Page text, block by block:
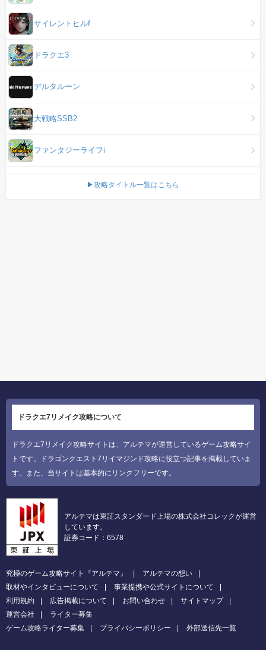
サイレントヒルf
ドラクエ3
デルタルーン
大戦略SSB2
ファンタジーライフi
▶攻略タイトル一覧はこちら
ドラクエ7リメイク攻略について
ドラクエ7リメイク攻略サイトは、アルテマが運営しているゲーム攻略サイ
トです。ドラゴンクエスト7リイマジンド攻略に役立つ記事を掲載していま
す。また、当サイトは基本的にリンクフリーです。
アルテマは東証スタンダード上場の株式会社コレックが運営
しています。
証券コード：6578
究極のゲーム攻略サイト『アルテマ』
アルテマの想い
取材やインタビューについて
事業提携や公式サイトについて
利用規約
広告掲載について お問い合わせ
サイトマップ
運営会社
ライター募集
ゲーム攻略ライター募集
プライバシーポリシー 外部送信先一覧